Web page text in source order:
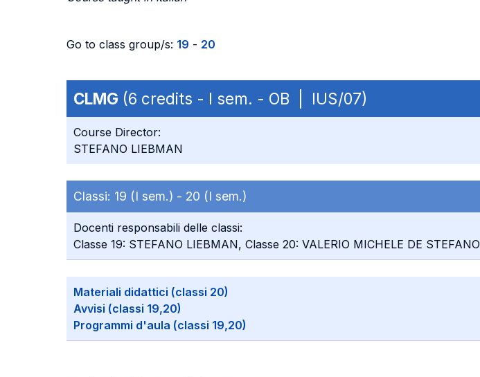
Go to class group/s: 19 - 20
CLMG (6 credits - I sem. - OB | IUS/07)
Course Director:
STEFANO LIEBMAN
Classi: 19 (I sem.) - 20 (I sem.)
Docenti responsabili delle classi:
Classe 19: STEFANO LIEBMAN, Classe 20: VALERIO MICHELE DE STEFANO
Materiali didattici (classi 20)
Avvisi (classi 19,20)
Programmi d'aula (classi 19,20)